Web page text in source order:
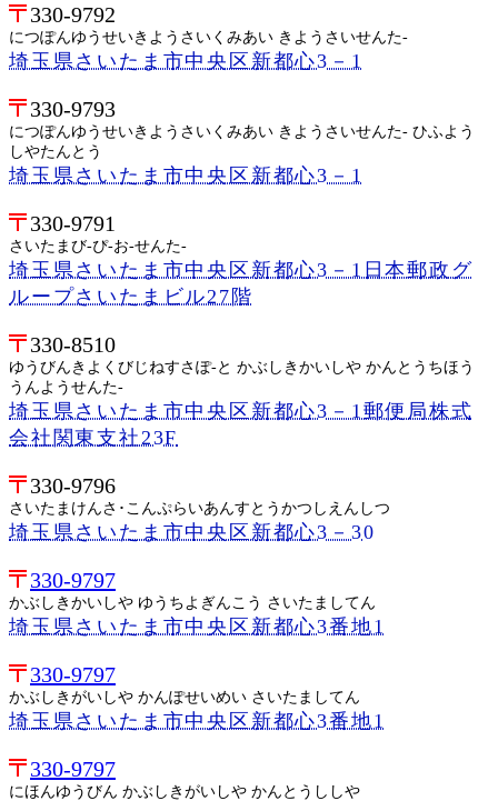
330-9792
につぽんゆうせいきようさいくみあい きようさいせんた-
埼玉県さいたま市中央区新都心3－1
330-9793
につぽんゆうせいきようさいくみあい きようさいせんた- ひふよう
しやたんとう
埼玉県さいたま市中央区新都心3－1
330-9791
さいたまび-ぴ-お-せんた-
埼玉県さいたま市中央区新都心3－1日本郵政グ
ループさいたまビル27階
330-8510
ゆうびんきよくびじねすさぽ-と かぶしきかいしや かんとうちほう
うんようせんた-
埼玉県さいたま市中央区新都心3－1郵便局株式
会社関東支社23F
330-9796
さいたまけんさ･こんぷらいあんすとうかつしえんしつ
埼玉県さいたま市中央区新都心3－30
330-9797
かぶしきかいしや ゆうちよぎんこう さいたましてん
埼玉県さいたま市中央区新都心3番地1
330-9797
かぶしきがいしや かんぽせいめい さいたましてん
埼玉県さいたま市中央区新都心3番地1
330-9797
にほんゆうびん かぶしきがいしや かんとうししや